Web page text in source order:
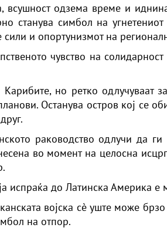
всушност одзема време и
станува симбол на угнетениот
и опортунизмот на
чувство на
Карибите, но ретко одлучуваат
Останува остров кој се
раководство одлучи да ги
во момент на целосна
испраќа до Латинска Америка е
војска сè уште може
на отпор.